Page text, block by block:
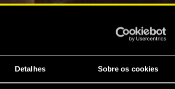
Detalhes Sobre os cookies